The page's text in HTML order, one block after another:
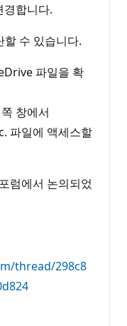
경합니다.
할 수 있습니다.
파일을 확
창에서
파일에 액세스할
럼에서 논의되었
thread/298c8